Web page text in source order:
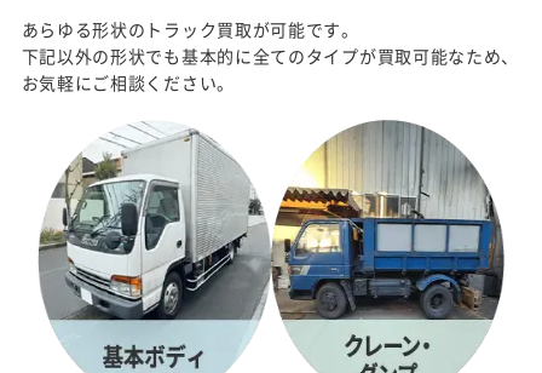
あらゆる形状のトラック買取が可能です。
下記以外の形状でも基本的に全てのタイプが買取可能なため、
お気軽にご相談ください。